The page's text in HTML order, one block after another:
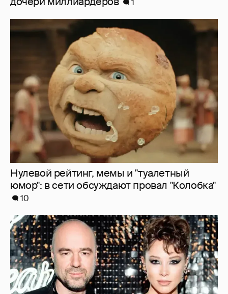
Нулевой рейтинг, мемы и "туалетный
юмор": в сети обсуждают провал "Колобка"
"Оплаченный алиментами хейт". Полина
Диброва снова высказалась о бывшей
жене своего возлюбленного
9